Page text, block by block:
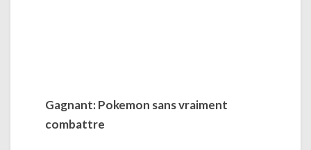
Gagnant: Pokemon sans vraiment
combattre